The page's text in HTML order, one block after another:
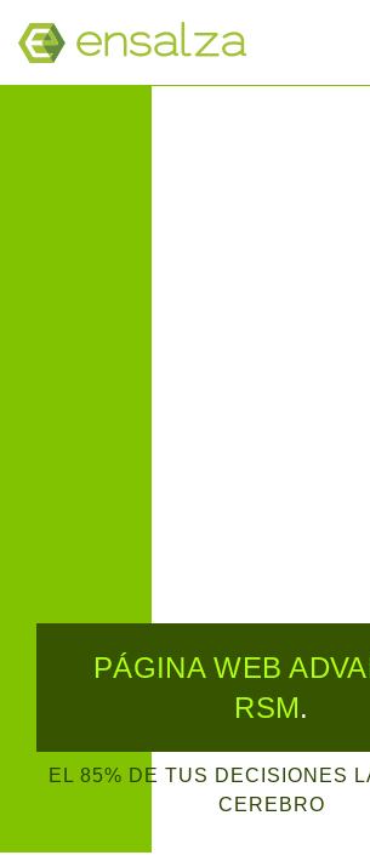
PÁGINA WEB
RSM.
EL 85% DE TUS DECISIONES
CEREBRO